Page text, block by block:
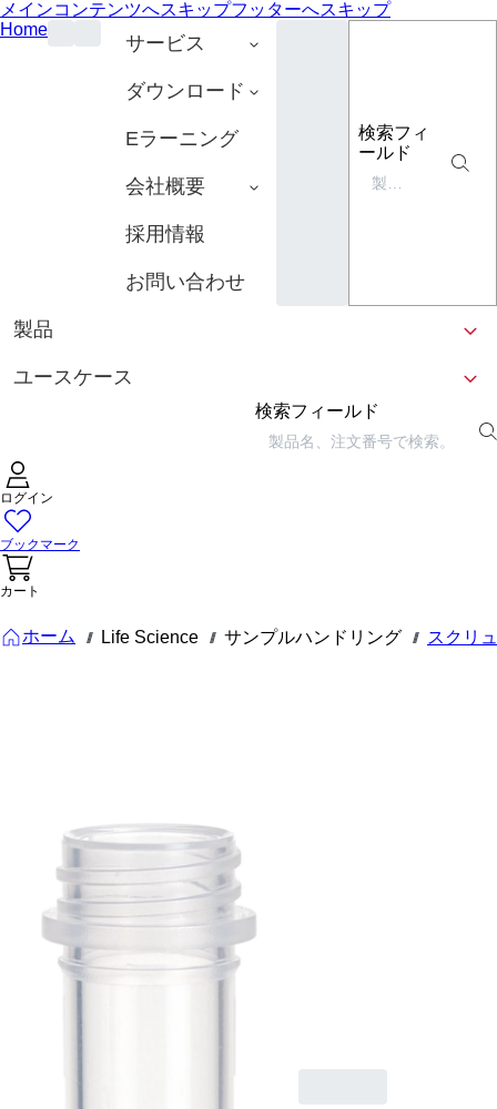
メインコンテンツへスキップフッターへスキップ
Home
サービス
ダウンロード
Eラーニング
会社概要
採用情報
お問い合わせ
検索フィ
ールド
製品
ユースケース
検索フィールド
ログイン
ブックマーク
カート
ホーム /// Life Science /// サンプルハンドリング /// スクリ